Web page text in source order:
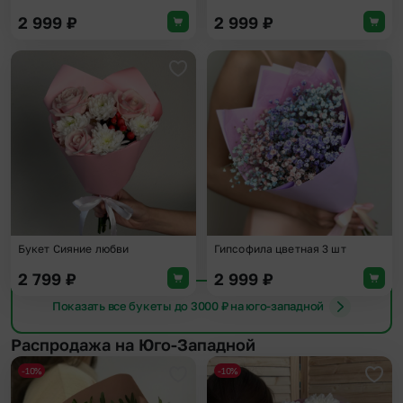
2 999 ₽ 2 999 ₽
Добавить в избранное
Букет Сияние любви
2 799 ₽
Гипсофила цветная 3 шт
2 999 ₽
Показать все букеты до 3000 ₽ на юго-западной
Распродажа на Юго-Западной
Добавить в избранное
-10% -10%